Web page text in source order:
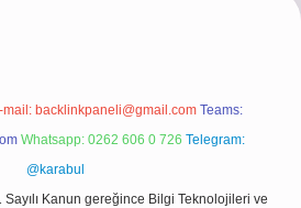
mail: backlinkpaneli@gmail.com Teams:
Whatsapp: 0262 606 0 726 Telegram:
@karabul
Sayılı Kanun gereğince Bilgi Teknolojileri ve